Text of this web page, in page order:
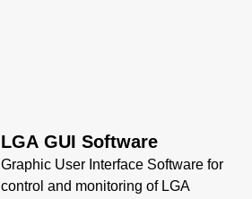
LGA GUI Software
Graphic User Interface Software for
control and monitoring of LGA